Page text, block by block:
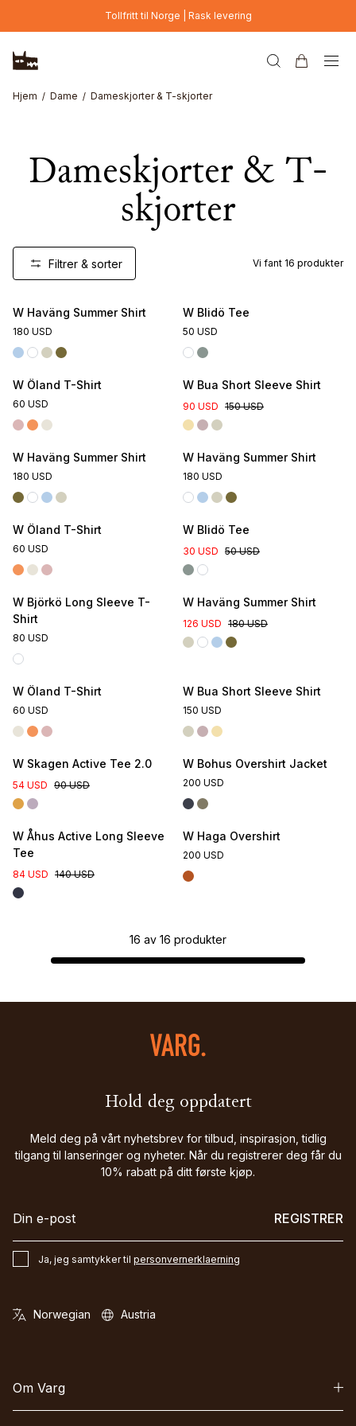
Hopp til hovedinnholdTollfritt til Norge | Rask levering
Hjem Dame Dameskjorter & T-skjorter
Dameskjorter & T-
skjorter
Filtrer & sorter Vi fant 16 produkter
W Haväng Summer Shirt
180 USD
W Blidö Tee
50 USD
W Öland T-Shirt
60 USD
W Bua Short Sleeve Shirt
90 USD 150 USD
W Haväng Summer Shirt
180 USD
W Haväng Summer Shirt
180 USD
W Öland T-Shirt
60 USD
Online Exclusive
W Blidö Tee
30 USD 50 USD
W Björkö Long Sleeve T-
Shirt
80 USD
W Haväng Summer Shirt
126 USD 180 USD
W Öland T-Shirt
60 USD
W Bua Short Sleeve Shirt
150 USD
W Skagen Active Tee 2.0
54 USD 90 USD
W Bohus Overshirt Jacket
200 USD
W Åhus Active Long Sleeve
Tee
84 USD 140 USD
W Haga Overshirt
200 USD
16 av 16 produkter
Hold deg oppdatert
Meld deg på vårt nyhetsbrev for tilbud, inspirasjon, tidlig
tilgang til lanseringer og nyheter. Når du registrerer deg får du
10% rabatt på ditt første kjøp.
REGISTRER
Ja, jeg samtykker til personvernerklaerning
Om Varg